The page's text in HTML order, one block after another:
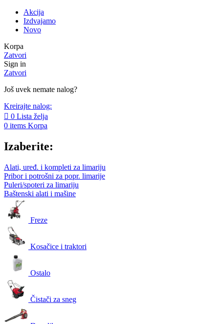
Akcija
Izdvajamo
Novo
Korpa
Zatvori
Sign in
Zatvori
Još uvek nemate nalog?
Kreirajte nalog:
0 Lista želja
0 items Korpa
Izaberite:
Alati, uređ. i kompleti za limariju
Pribor i potrošni za popr. limarije
Puleri/spoteri za limariju
Baštenski alati i mašine
Freze
Kosačice i traktori
Ostalo
Čistači za sneg